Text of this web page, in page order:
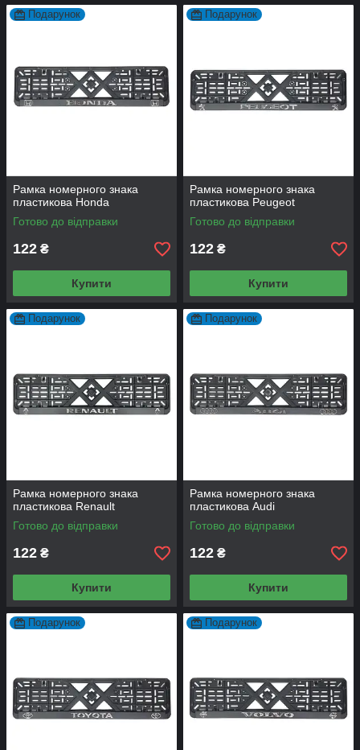
Подарунок
Рамка номерного знака
пластикова Honda
Готово до відправки
122 ₴
Купити
Подарунок
Рамка номерного знака
пластикова Peugeot
Готово до відправки
122 ₴
Купити
Подарунок
Рамка номерного знака
пластикова Renault
Готово до відправки
122 ₴
Купити
Подарунок
Рамка номерного знака
пластикова Audi
Готово до відправки
122 ₴
Купити
Подарунок Подарунок